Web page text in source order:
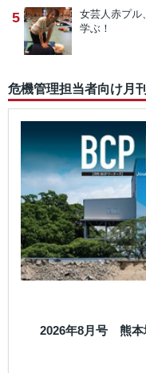
5 女芸人赤プル
学ぶ！
危機管理担当者向け月
2026年8月号 熊本